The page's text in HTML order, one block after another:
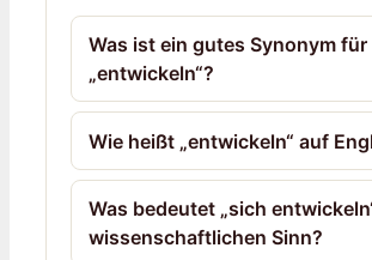
Was ist ein gutes Synonym für
„entwickeln“?
Wie heißt „entwickeln“ auf
Was bedeutet „sich
wissenschaftlichen Sinn?